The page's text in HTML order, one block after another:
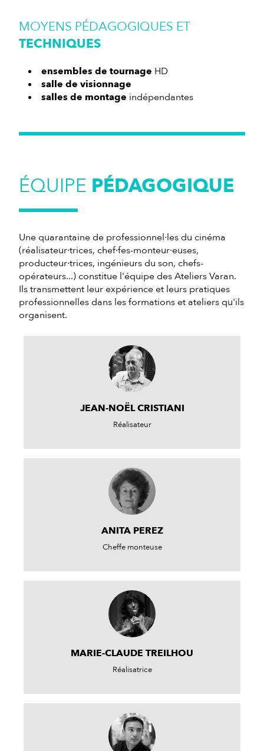
MOYENS PÉDAGOGIQUES ET
TECHNIQUES
ensembles de tournage HD
salle de visionnage
salles de montage indépendantes
ÉQUIPE PÉDAGOGIQUE
Une quarantaine de professionnel·les du cinéma
(réalisateur·trices, chef·fes-monteur·euses,
producteur·trices, ingénieurs du son, chefs-
opérateurs...) constitue l'équipe des Ateliers Varan.
Ils transmettent leur expérience et leurs pratiques
professionnelles dans les formations et ateliers qu'ils
organisent.
JEAN-NOËL CRISTIANI
Réalisateur
ANITA PEREZ
Cheffe monteuse
MARIE-CLAUDE TREILHOU
Réalisatrice